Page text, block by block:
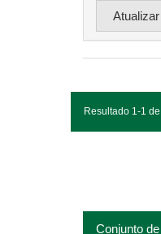
Resultado 1-1
Conjunto